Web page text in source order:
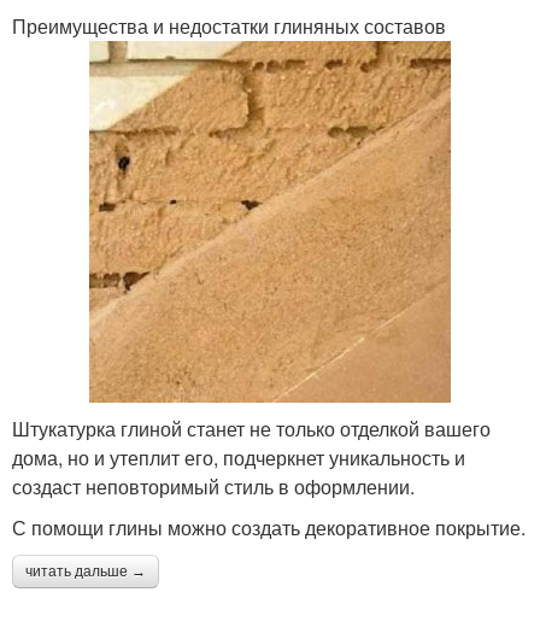
Преимущества и недостатки глиняных составов
Штукатурка глиной станет не только отделкой вашего
дома, но и утеплит его, подчеркнет уникальность и
создаст неповторимый стиль в оформлении.
С помощи глины можно создать декоративное покрытие.
читать дальше →